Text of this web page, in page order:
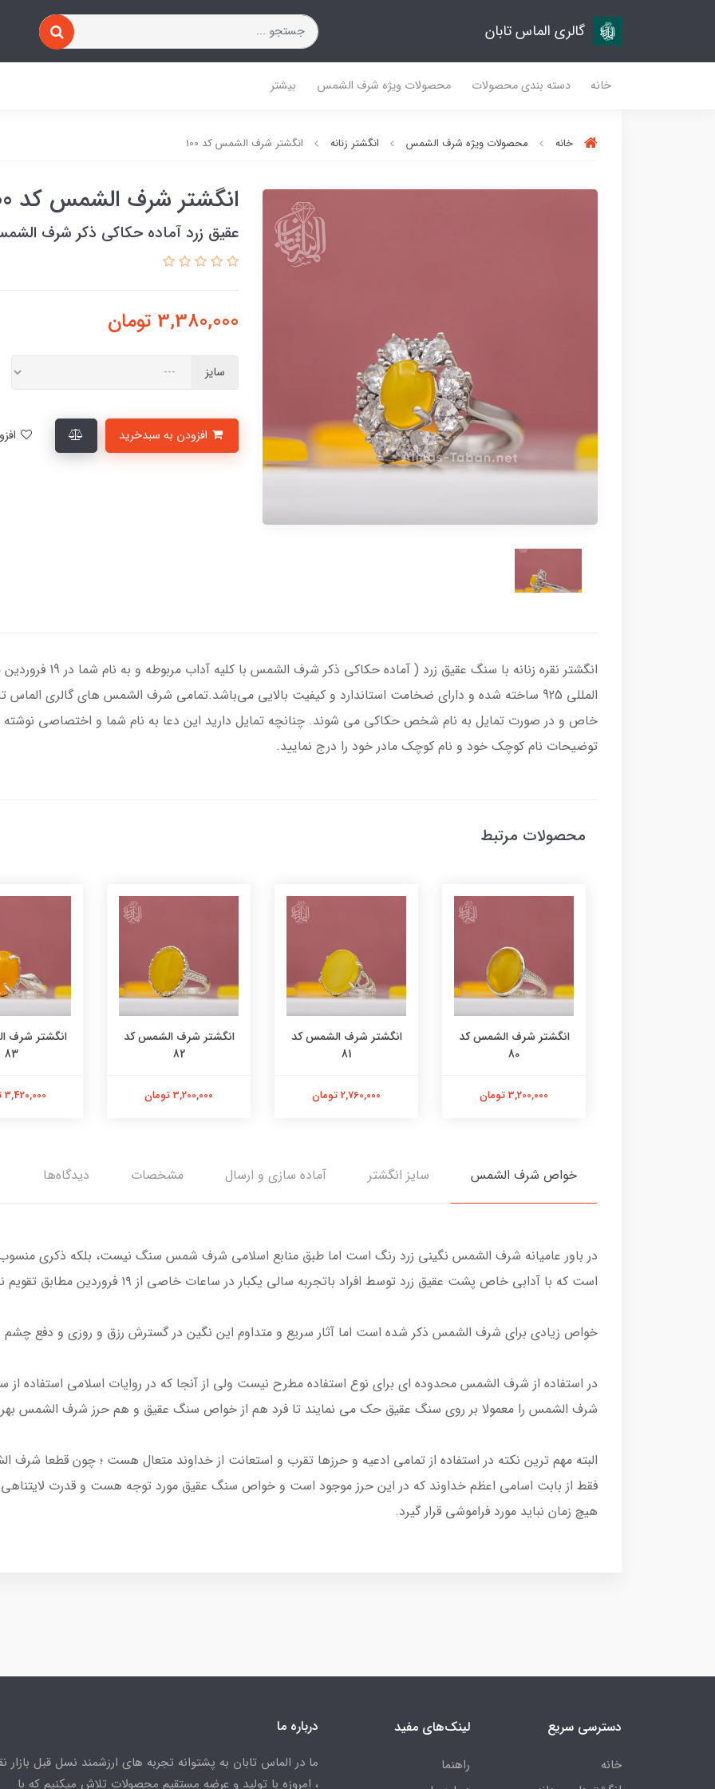
گالری الماس تابان
خانه دسته بندی محصولات محصولات ویژه شرف الشمس بیشتر
خانه محصولات ویژه شرف الشمس انگشتر زنانه انگشتر شرف الشمس کد 100
انگشتر شرف الشمس کد 100
عقیق زرد آماده حکاکی ذکر شرف
3,380,000 تومان
سایز
انگشتر نقره زنانه با
المللی 925 ساخته شده و دارای ضخامت استاندارد و کیفیت بالایی می‌باشد.تمامی شرف الشمس های گالری
خاص و در صورت تمایل به نام شخص حکاکی می شوند. چنانچه تمایل دارید این دعا به نام شما و اختصاصی
توضیحات نام کوچک خود و نام کوچک مادر خود را درج نمایید.
محصولات مرتبط
انگشتر شرف الشمس کد
80
3,200,000 تومان
انگشتر شرف الشمس کد
81
2,760,000 تومان
انگشتر شرف الشمس کد
82
3,200,000 تومان
انگشتر شرف
83
3,420,000 تومان
خواص شرف الشمس سایز انگشتر آماده سازی و ارسال مشخصات دیدگاه‌ها
در باور عامیانه شرف الشمس نگینی زرد رنگ است اما طبق منابع اسلامی شرف شمس سنگ نیست، بلکه ذکری
است که با آدابی خاص پشت عقیق زرد توسط افراد باتجربه سالی یکبار در ساعات خاصی از ۱۹ فروردین مطابق تقویم‌ نجومی حکاکی می‌شود.
خواص زیادی برای شرف الشمس ذکر شده است اما آثار سریع و متداوم این نگین در گسترش رزق و روزی و دفع چشم
در استفاده از شرف الشمس محدوده ای برای نوع استفاده مطرح نیست ولی از آنجا که در روایات اسلامی استفاده
شرف الشمس را معمولا بر روی سنگ عقیق حک می نمایند تا فرد هم از خواص سنگ عقیق و هم حرز شرف الشمس
البته مهم ترین نکته در استفاده از تمامی ادعیه و حرزها تقرب و استعانت از خداوند متعال هست ؛ چون قطعا
فقط از بابت اسامی اعظم خداوند که در این حرز موجود است و خواص سنگ عقیق مورد توجه هست و قدرت
هیچ زمان نباید مورد فراموشی قرار گیرد.
دسترسی سریع
خانه
لینک‌های مفید
راهنما
درباره ما
ما در الماس تابان به پشتوانه تجربه های ارزشمند نسل قبل بازار
، امروزه با تولید و عرضه مستقیم محصولات تلاش میکنیم که با